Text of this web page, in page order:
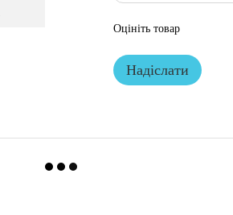
Оцініть товар
Надіслати